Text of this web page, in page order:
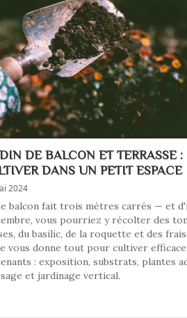
DE BALCON ET TERRASSE :
DANS UN PETIT ESPACE
2024
balcon fait trois mètres carrés — et
vous pourriez y récolter des
du basilic, de la roquette et des
vous donne tout pour cultiver
: exposition, substrats, plantes
et jardinage vertical.